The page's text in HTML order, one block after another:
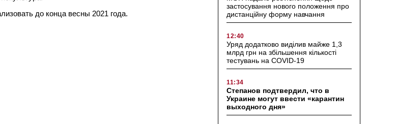
до конца весны 2021 года.
застосування нового положення про
дистанційну форму навчання
12:40
Уряд додатково виділив майже 1,3
млрд грн на збільшення кількості
тестувань на COVID-19
11:34
Степанов подтвердил, что в
Украине могут ввести «карантин
выходного дня»